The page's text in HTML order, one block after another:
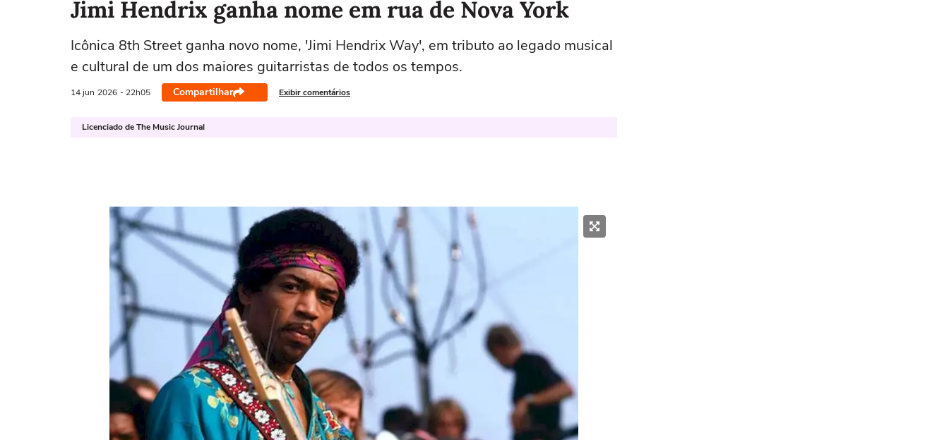
Jimi Hendrix ganha nome em rua de Nova York
Icônica 8th Street ganha novo nome, 'Jimi Hendrix Way', em tributo ao legado musical
e cultural de um dos maiores guitarristas de todos os tempos.
14 jun 2026 - 22h05 Compartilhar Exibir comentários
Licenciado de The Music Journal